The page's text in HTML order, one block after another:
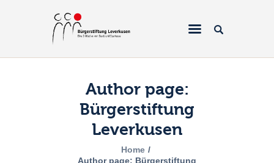
Author page:
Bürgerstiftung
Leverkusen
Home
Author page: Bürgerstiftung
Home
Über uns
Projekte